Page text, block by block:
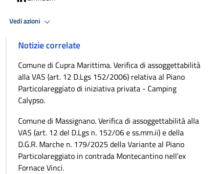
Vedi azioni
Notizie correlate
Comune di Cupra Marittima. Verifica di assoggettabilità
alla VAS (art. 12 D.Lgs 152/2006) relativa al Piano
Particolareggiato di iniziativa privata - Camping
Calypso.
Comune di Massignano. Verifica di assoggettabilità alla
VAS (art. 12 del D.Lgs n. 152/06 e ss.mm.ii) e della
D.G.R. Marche n. 179/2025 della Variante al Piano
Particolareggiato in contrada Montecantino nell’ex
Fornace Vinci.